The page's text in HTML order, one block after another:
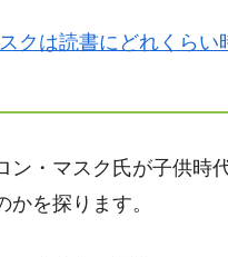
クは読書にどれくらい
ン・マスク氏が子供時
を探ります。